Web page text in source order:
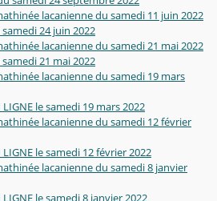
lacanienne du samedi 11 juin 2022
24 juin 2022
lacanienne du samedi 21 mai 2022
21 mai 2022
lacanienne du samedi 19 mars
le samedi 19 mars 2022
lacanienne du samedi 12 février
le samedi 12 février 2022
lacanienne du samedi 8 janvier
le samedi 8 janvier 2022